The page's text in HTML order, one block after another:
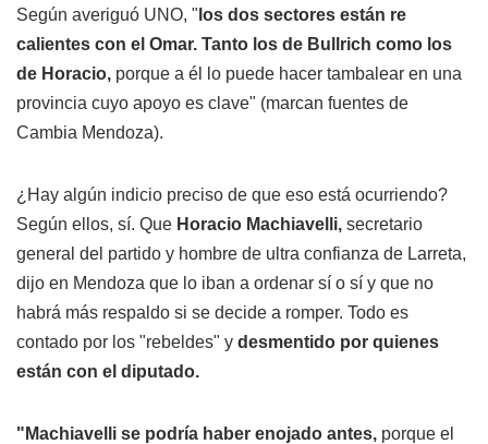
Según averiguó UNO, " los dos sectores están re
calientes con el Omar. Tanto los de Bullrich como los
de Horacio, porque a él lo puede hacer tambalear en una
provincia cuyo apoyo es clave" (marcan fuentes de
Cambia Mendoza).
¿Hay algún indicio preciso de que eso está ocurriendo?
Según ellos, sí. Que Horacio Machiavelli, secretario
general del partido y hombre de ultra confianza de Larreta,
dijo en Mendoza que lo iban a ordenar sí o sí y que no
habrá más respaldo si se decide a romper. Todo es
contado por los "rebeldes" y desmentido por quienes
están con el diputado.
"Machiavelli se podría haber enojado antes, porque el